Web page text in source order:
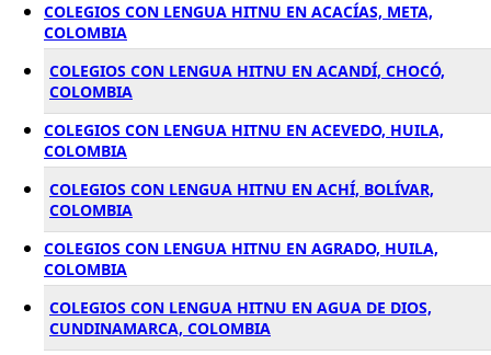
COLEGIOS CON LENGUA HITNU EN ACACÍAS, META,
COLOMBIA
COLEGIOS CON LENGUA HITNU EN ACANDÍ, CHOCÓ,
COLOMBIA
COLEGIOS CON LENGUA HITNU EN ACEVEDO, HUILA,
COLOMBIA
COLEGIOS CON LENGUA HITNU EN ACHÍ, BOLÍVAR,
COLOMBIA
COLEGIOS CON LENGUA HITNU EN AGRADO, HUILA,
COLOMBIA
COLEGIOS CON LENGUA HITNU EN AGUA DE DIOS,
CUNDINAMARCA, COLOMBIA